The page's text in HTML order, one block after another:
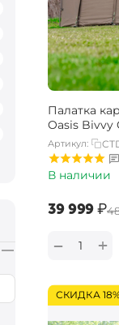
Палатка
Oasis Bivvy
Артикул:
В наличии
‍39 999‍₽
+
−
СКИДКА